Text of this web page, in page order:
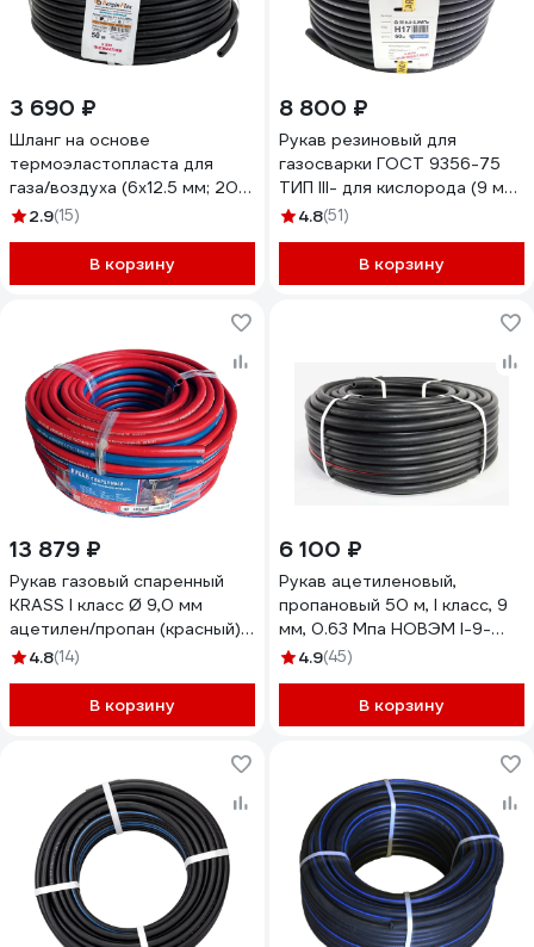
3 690 ₽
Шланг на основе
термоэластопласта для
газа/воздуха (6х12.5 мм; 20
атм.; 50 м) Berginflex TPE-S-
2.9(15)
В корзину
8 800 ₽
Рукав резиновый для
газосварки ГОСТ 9356-75
ТИП III- для кислорода (9 мм;
20 атм.; синяя полоса; бухта
4.8(51)
В корзину
13 879 ₽
Рукав газовый спаренный
KRASS I класс Ø 9,0 мм
ацетилен/пропан (красный) /
III класс Ø 9,0 мм кислород
2931006SB
4.8(14)
В корзину
6 100 ₽
Рукав ацетиленовый,
пропановый 50 м, I класс, 9
мм, 0.63 Мпа НОВЭМ I-9-
0,63 50м
4.9(45)
В корзину